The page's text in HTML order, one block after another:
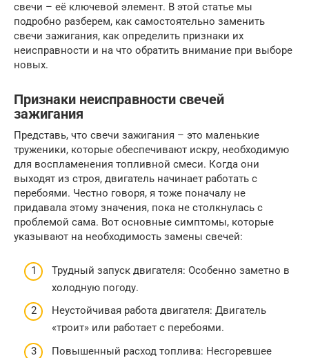
свечи – её ключевой элемент. В этой статье мы
подробно разберем, как самостоятельно заменить
свечи зажигания, как определить признаки их
неисправности и на что обратить внимание при выборе
новых.
Признаки неисправности свечей
зажигания
Представь, что свечи зажигания – это маленькие
труженики, которые обеспечивают искру, необходимую
для воспламенения топливной смеси. Когда они
выходят из строя, двигатель начинает работать с
перебоями. Честно говоря, я тоже поначалу не
придавала этому значения, пока не столкнулась с
проблемой сама. Вот основные симптомы, которые
указывают на необходимость замены свечей:
Трудный запуск двигателя: Особенно заметно в
холодную погоду.
Неустойчивая работа двигателя: Двигатель
«троит» или работает с перебоями.
Повышенный расход топлива: Несгоревшее